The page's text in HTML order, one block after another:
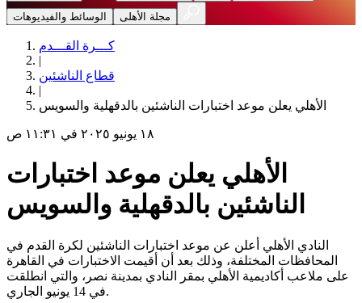
الوسائط والفيديوهات
مجلة الأهلى
كـــرة القـــدم
|
قطاع الناشئين
|
الأهلي يعلن موعد اختبارات الناشئين بالدقهلية والسويس
١٨ يونيو ٢٠٢٥ في ١١:٣١ ص
الأهلي يعلن موعد اختبارات
الناشئين بالدقهلية والسويس
النادي الأهلي أعلن عن موعد اختبارات الناشئين لكرة القدم في
المحافظات المختلفة، وذلك بعد أن أقيمت الاختبارات في القاهرة
على ملاعب أكاديمية الأهلي بمقر النادي بمدينة نصر، والتي انطلقت
في 14 يونيو الجاري.